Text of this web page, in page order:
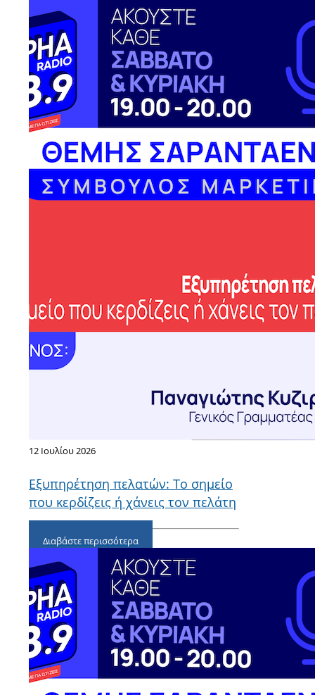
12 Ιουλίου 2026
Εξυπηρέτηση πελατών: Το σημείο
που κερδίζεις ή χάνεις τον πελάτη
Διαβάστε περισσότερα